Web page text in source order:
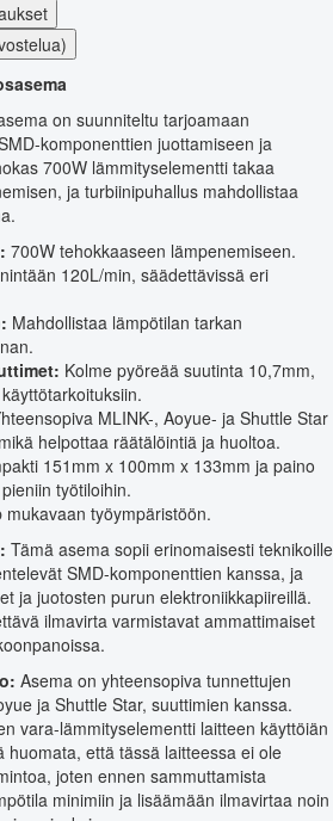
on suunniteltu tarjoamaan
komponenttien juottamiseen ja
700W lämmityselementti takaa
ja turbiinipuhallus mahdollistaa
700W tehokkaaseen lämpenemiseen.
120L/min, säädettävissä eri
Mahdollistaa lämpötilan tarkan
Kolme pyöreää suutinta 10,7mm,
MLINK-, Aoyue- ja Shuttle Star
helpottaa räätälöintiä ja huoltoa.
151mm x 100mm x 133mm ja paino
työtiloihin.
mukavaan työympäristöön.
Tämä asema sopii erinomaisesti teknikoille
SMD-komponenttien kanssa, ja
ja juotosten purun elektroniikkapiireillä.
ilmavirta varmistavat ammattimaiset
Asema on yhteensopiva tunnettujen
ja Shuttle Star, suuttimien kanssa.
vara-lämmityselementti laitteen käyttöiän
huomata, että tässä laitteessa ei ole
joten ennen sammuttamista
minimiin ja lisäämään ilmavirtaa noin